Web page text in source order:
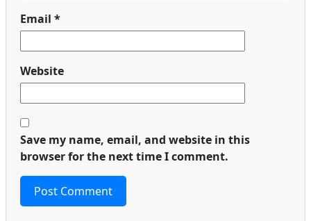
Email *
Website
Save my name, email, and website in this
browser for the next time I comment.